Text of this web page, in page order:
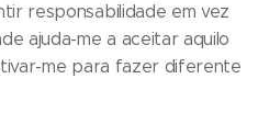
responsabilidade em vez
ajuda-me a aceitar aquilo
me para fazer diferente